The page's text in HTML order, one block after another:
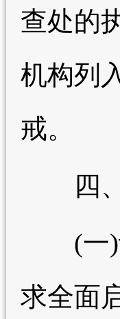
查处的
机构列
戒。
四、
(一)动
求全面